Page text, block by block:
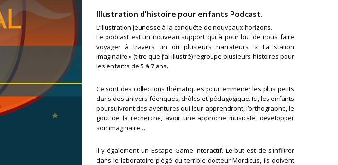
Illustration d’histoire pour enfants Podcast.
L’illustration jeunesse à la conquête de nouveaux horizons.
Le podcast est un nouveau support qui à pour but de nous faire
voyager à travers un ou plusieurs narrateurs. « La station
imaginaire » (titre que j’ai illustré) regroupe plusieurs histoires pour
les enfants de 5 à 7 ans.
Ce sont des collections thématiques pour emmener les plus petits
dans des univers féeriques, drôles et pédagogique. Ici, les enfants
poursuivront des aventures qui leur apprendront, l’orthographe, le
goût de la recherche, avoir une approche musicale, développer
son imaginaire…
Il y également un Escape Game interactif. Le but est de s’infiltrer
dans le laboratoire piégé du terrible docteur Mordicus, ils doivent